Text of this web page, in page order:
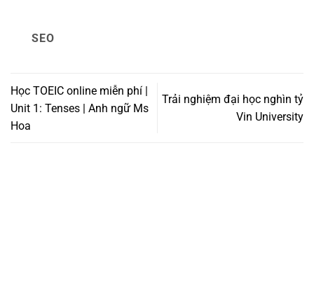
SEO
Học TOEIC online miễn phí |
Unit 1: Tenses | Anh ngữ Ms
Hoa
Trải nghiệm đại học nghìn tỷ
Vin University